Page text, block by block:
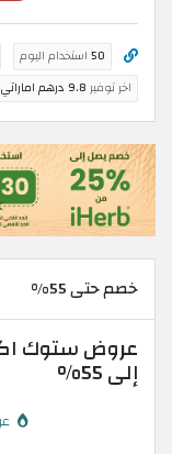
50 استخدام اليوم
اخر توفير 9.8 درهم اماراتي
خصم حتى 55%
عروض ستوك
إلى 55%